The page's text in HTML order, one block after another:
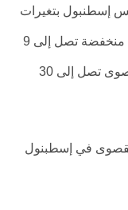
إسطنبول بتغيرات
الموسم، حيث تتراوح بين درجة حرارة دنيا منخفضة تصل إلى 9
درجات مئوية في الشتاء، ودرجة حرارة قصوى تصل إلى 30
في إسطبنول